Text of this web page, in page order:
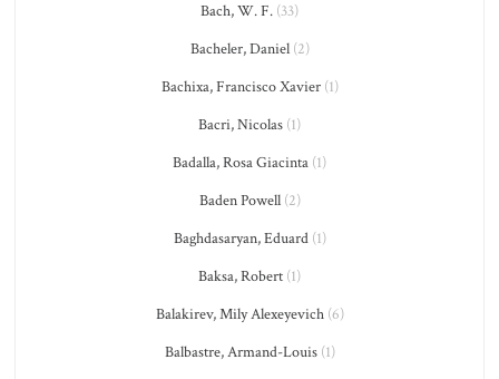
Bach, W. F. (33)
Bacheler, Daniel(2)
Bachixa, Francisco Xavier(1)
Bacri, Nicolas (1)
Badalla, Rosa Giacinta (1)
Baden Powell(2)
Baghdasaryan, Eduard(1)
Baksa, Robert (1)
Balakirev, Mily Alexeyevich(6)
Balbastre, Armand-Louis(1)